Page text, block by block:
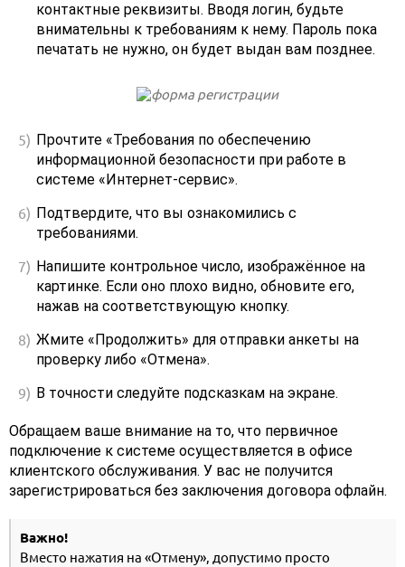
контактные реквизиты. Вводя логин, будьте
внимательны к требованиям к нему. Пароль пока
печатать не нужно, он будет выдан вам позднее.
Прочтите «Требования по обеспечению
информационной безопасности при работе в
системе «Интернет-сервис».
Подтвердите, что вы ознакомились с
требованиями.
Напишите контрольное число, изображённое на
картинке. Если оно плохо видно, обновите его,
нажав на соответствующую кнопку.
Жмите «Продолжить» для отправки анкеты на
проверку либо «Отмена».
В точности следуйте подсказкам на экране.
Обращаем ваше внимание на то, что первичное
подключение к системе осуществляется в офисе
клиентского обслуживания. У вас не получится
зарегистрироваться без заключения договора офлайн.
Важно!
Вместо нажатия на «Отмену», допустимо просто